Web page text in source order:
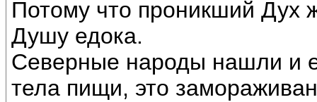
Потому что проникший Дух
Душу едока.
Северные народы нашли и
тела пищи, это